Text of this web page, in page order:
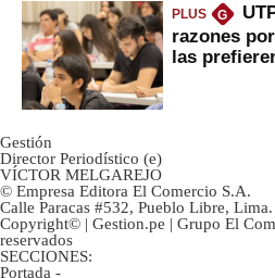
PLUS G
razones
las
Gestión
Director Periodístico (e)
VÍCTOR MELGAREJO
© Empresa Editora El Comercio S.A.
Calle Paracas #532, Pueblo Libre, Lima.
Copyright© | Gestion.pe | Grupo El
reservados
SECCIONES:
Portada -